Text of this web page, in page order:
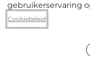
Elisabeth
Caravan 2
60 x
gebruikerservaring
Cookiebeleid